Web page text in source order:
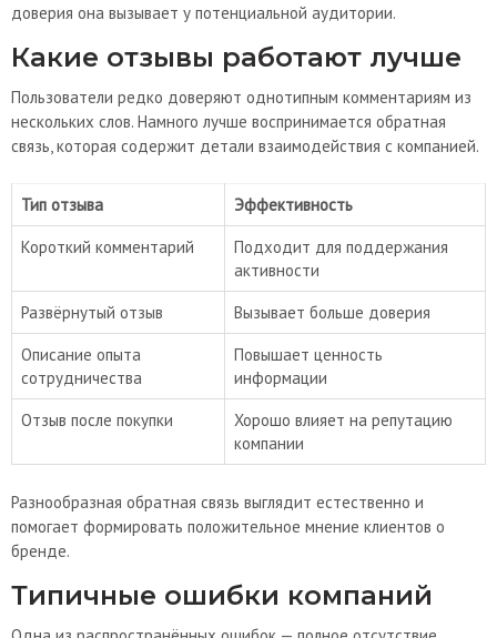
доверия она вызывает у потенциальной аудитории.
Какие отзывы работают лучше
Пользователи редко доверяют однотипным комментариям из
нескольких слов. Намного лучше воспринимается обратная
связь, которая содержит детали взаимодействия с компанией.
Тип отзыва
Эффективность
Короткий комментарий
Подходит для поддержания
активности
Развёрнутый отзыв
Вызывает больше доверия
Описание опыта
сотрудничества
Повышает ценность
информации
Отзыв после покупки
Хорошо влияет на репутацию
компании
Разнообразная обратная связь выглядит естественно и
помогает формировать положительное мнение клиентов о
бренде.
Типичные ошибки компаний